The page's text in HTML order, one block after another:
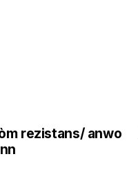
rezistans/ anwo